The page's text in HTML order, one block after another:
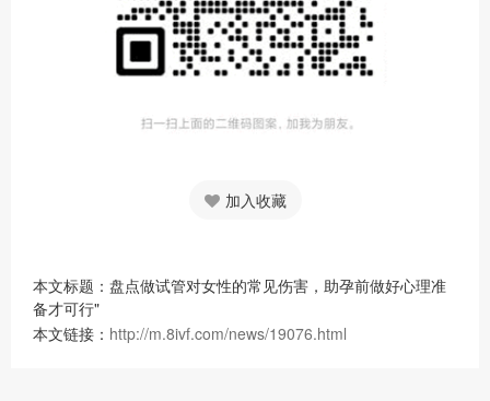
加入收藏
本文标题：盘点做试管对女性的常见伤害，助孕前做好心理准
备才可行"
本文链接： http://m.8ivf.com/news/19076.html